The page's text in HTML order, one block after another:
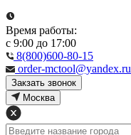
Время работы:
с 9:00 до 17:00
8(800)600-80-15
order-mctool@yandex.ru
Закзать звонок
Москва